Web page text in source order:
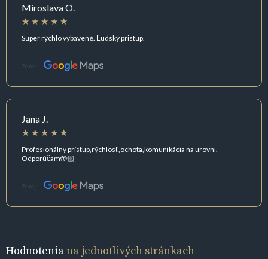
Miroslava O.
Super rýchlo vybavené. Ľudský pristup.
Zdroj:
Jana J.
Profesionálny prístup,rýchlosť,ochota,komunikácia na urovni.
Odporúčam🤲🏻
Zdroj:
Hodnoteniana jednotlivých stránkach